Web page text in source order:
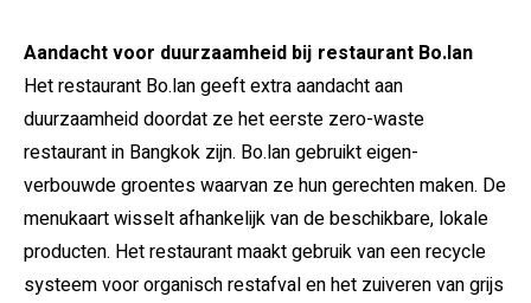
Aandacht voor duurzaamheid bij restaurant Bo.lan
Het restaurant Bo.lan geeft extra aandacht aan
duurzaamheid doordat ze het eerste zero-waste
restaurant in Bangkok zijn. Bo.lan gebruikt eigen-
verbouwde groentes waarvan ze hun gerechten maken. De
menukaart wisselt afhankelijk van de beschikbare, lokale
producten. Het restaurant maakt gebruik van een recycle
systeem voor organisch restafval en het zuiveren van grijs